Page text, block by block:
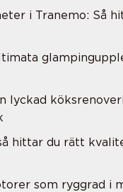
i Tranemo: Så
lyckad
hittar du rätt
som ryggrad i